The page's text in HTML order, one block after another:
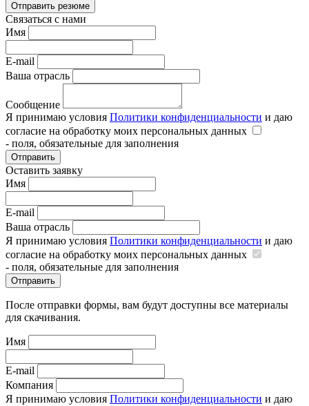
Отправить резюме
Связаться с нами
Имя
E-mail
Ваша отрасль
Сообщение
Я принимаю условия Политики конфиденциальности и даю
согласие на обработку моих персональных данных
- поля, обязательные для заполнения
Отправить
Оставить заявку
Имя
E-mail
Ваша отрасль
Я принимаю условия Политики конфиденциальности и даю
согласие на обработку моих персональных данных
- поля, обязательные для заполнения
Отправить
После отправки формы, вам будут доступны все материалы
для скачивания.
Имя
E-mail
Компания
Я принимаю условия Политики конфиденциальности и даю